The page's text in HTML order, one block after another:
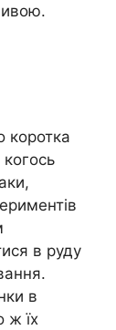
коротка
в руду
в
ж їх